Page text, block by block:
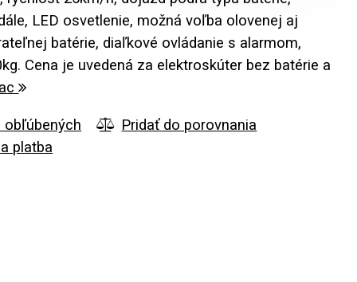
LED osvetlenie, možná voľba olovenej aj
batérie, diaľkové ovládanie s alarmom,
Cena je uvedená za elektroskúter bez batérie a
obľúbených
Pridať do porovnania
platba